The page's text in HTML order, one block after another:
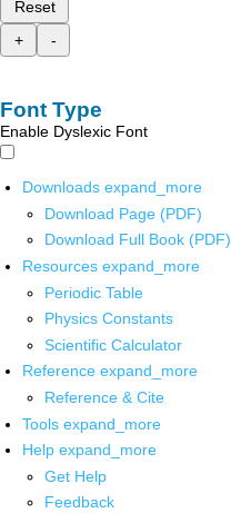
Reset
+
-
Font Type
Enable Dyslexic Font
Downloads expand_more
Download Page (PDF)
Download Full Book (PDF)
Resources expand_more
Periodic Table
Physics Constants
Scientific Calculator
Reference expand_more
Reference & Cite
Tools expand_more
Help expand_more
Get Help
Feedback